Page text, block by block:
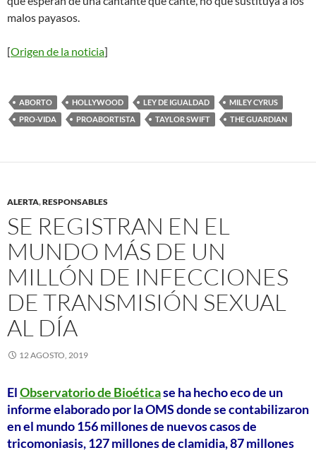
malos payasos.
[Origen de la noticia]
ABORTO HOLLYWOOD LEY DE IGUALDAD
MILEY CYRUS
PRO-VIDA
PROABORTISTA TAYLOR SWIFT THE GUARDIAN
ALERTA,RESPONSABLES
SE REGISTRAN EN EL
MUNDO MÁS DE UN
MILLÓN DE INFECCIONES
DE TRANSMISIÓN SEXUAL
AL DÍA
12 AGOSTO, 2019
ElObservatorio de Bioéticase ha hecho eco de un
informe elaborado por la OMS donde se contabilizaron
en el mundo 156 millones de nuevos casos de
tricomoniasis, 127 millones de clamidia, 87 millones